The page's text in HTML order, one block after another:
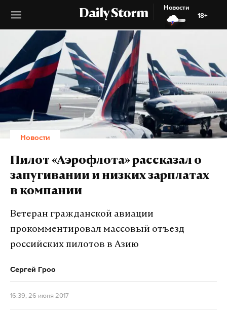
Daily Storm
Новости
18+
Новости
Пилот «Аэрофлота» рассказал о
запугивании и низких зарплатах
в компании
Ветеран гражданской авиации
прокомментировал массовый отъезд
российских пилотов в Азию
Сергей Гроо
16:39, 26 июня 2017